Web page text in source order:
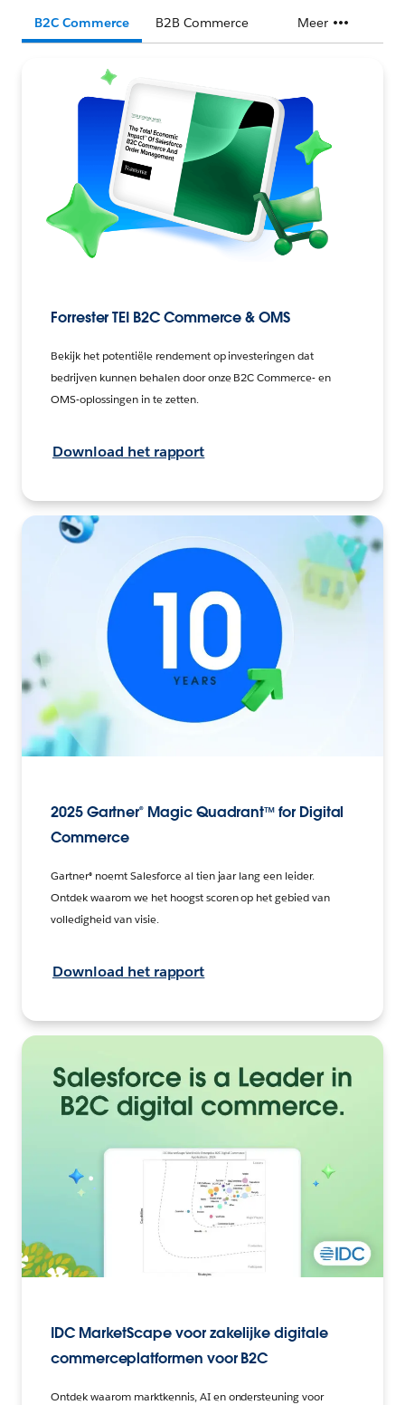
B2C Commerce B2B Commerce Meer
Forrester TEI B2C Commerce & OMS
Bekijk het potentiële rendement op investeringen dat
bedrijven kunnen behalen door onze B2C Commerce- en
OMS-oplossingen in te zetten.
Download het rapport
2025 Gartner® Magic Quadrant™ for Digital
Commerce
Gartner® noemt Salesforce al tien jaar lang een leider.
Ontdek waarom we het hoogst scoren op het gebied van
volledigheid van visie.
Download het rapport
IDC MarketScape voor zakelijke digitale
commerceplatformen voor B2C
Ontdek waarom marktkennis, AI en ondersteuning voor